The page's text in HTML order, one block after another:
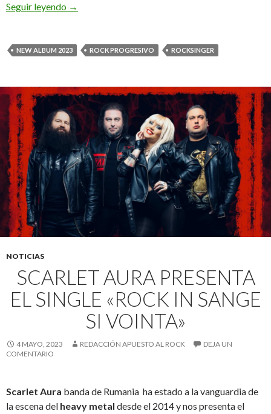
Seguir leyendo Edward Reekers anuncia Nuevo Álbum «The
→
NEW ALBUM 2023 ROCK PROGRESIVO ROCKSINGER
NOTICIAS
SCARLET AURA PRESENTA
EL SINGLE «ROCK IN SANGE
SI VOINTA»
4 MAYO, 2023 REDACCIÓN APUESTO AL ROCK
DEJA UN
COMENTARIO
Scarlet Aura banda de Rumania ha estado a la vanguardia de
la escena del heavy metal desde el 2014 y nos presenta el